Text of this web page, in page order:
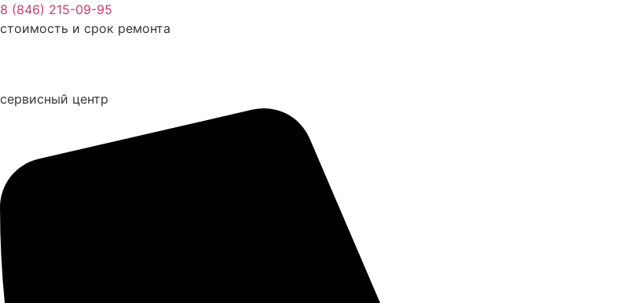
Перейти
к
8 (846) 215-09-95
стоимость и срок ремонта
сервисный центр